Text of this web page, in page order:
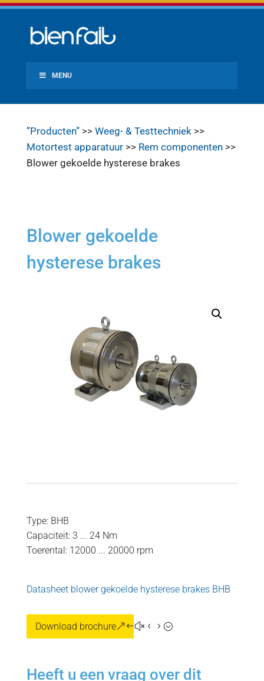
MENU
”Producten”>> Weeg- & Testtechniek>>
Motortest apparatuur>> Rem componenten>>
Blower gekoelde hysterese brakes
Blower gekoelde
hysterese brakes
Type: BHB
Capaciteit: 3 ... 24 Nm
Toerental: 12000 ... 20000 rpm
Datasheet blower gekoelde hysterese brakes BHB
Download brochure
Heeft u een vraag over dit